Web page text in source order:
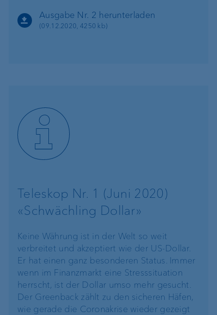
Ausgabe Nr. 2 herunterladen
(09.12.2020, 4250 kb)
Teleskop Nr. 1 (Juni 2020)
«Schwächling Dollar»
Keine Währung ist in der Welt so weit
verbreitet und akzeptiert wie der US-Dollar.
Er hat einen ganz besonderen Status. Immer
wenn im Finanzmarkt eine Stresssituation
herrscht, ist der Dollar umso mehr gesucht.
Der Greenback zählt zu den sicheren Häfen,
wie gerade die Coronakrise wieder gezeigt